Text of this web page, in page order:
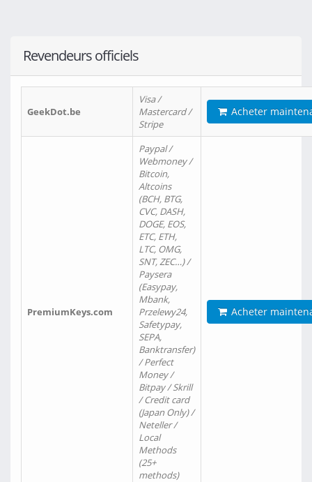
Revendeurs officiels
GeekDot.be
Visa /
Mastercard /
Stripe
Acheter
PremiumKeys.com
Paypal /
Webmoney /
Bitcoin,
Altcoins
(BCH, BTG,
CVC, DASH,
DOGE, EOS,
ETC, ETH,
LTC, OMG,
SNT, ZEC…) /
Paysera
(Easypay,
Mbank,
Przelewy24,
Safetypay,
SEPA,
Banktransfer)
/ Perfect
Money /
Bitpay / Skrill
/ Credit card
(Japan Only) /
Neteller /
Local
Methods
(25+
methods)
Acheter